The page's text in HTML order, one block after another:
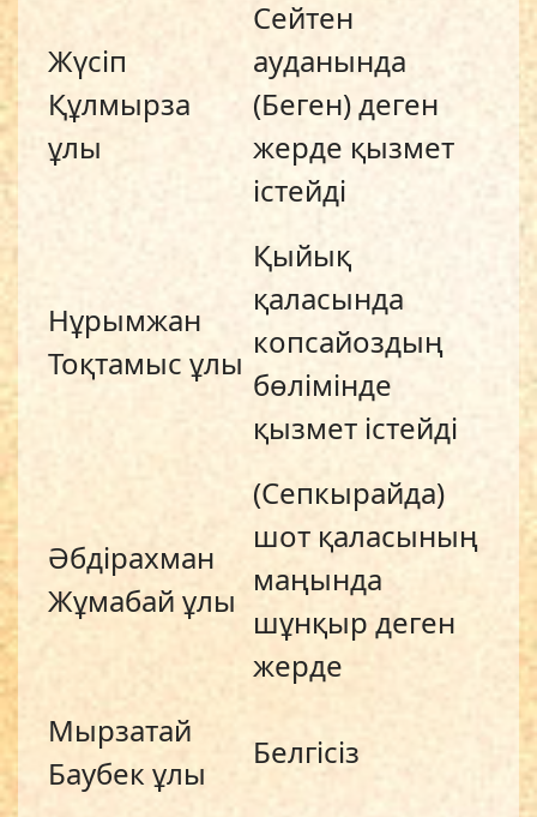
Жүсіп
Құлмырза
ұлы
Сейтен
ауданында
(Беген) деген
жерде қызмет
істейді
Нұрымжан
Тоқтамыс ұлы
Қыйық
қаласында
копсайоздың
бөлімінде
қызмет істейді
Әбдірахман
Жұмабай ұлы
(Сепкырайда)
шот қаласының
маңында
шұнқыр деген
жерде
Мырзатай
Баубек ұлы
Белгісіз